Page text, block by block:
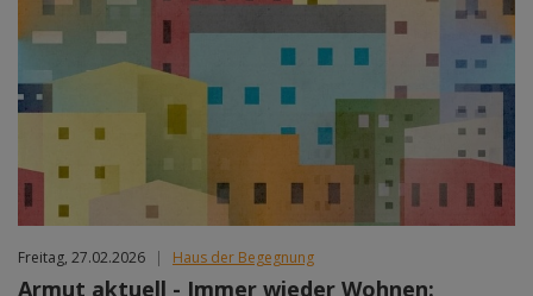
Freitag, 27.02.2026 | Haus der Begegnung
Armut aktuell - Immer wieder Wohnen: